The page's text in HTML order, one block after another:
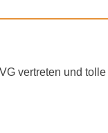
vertreten und